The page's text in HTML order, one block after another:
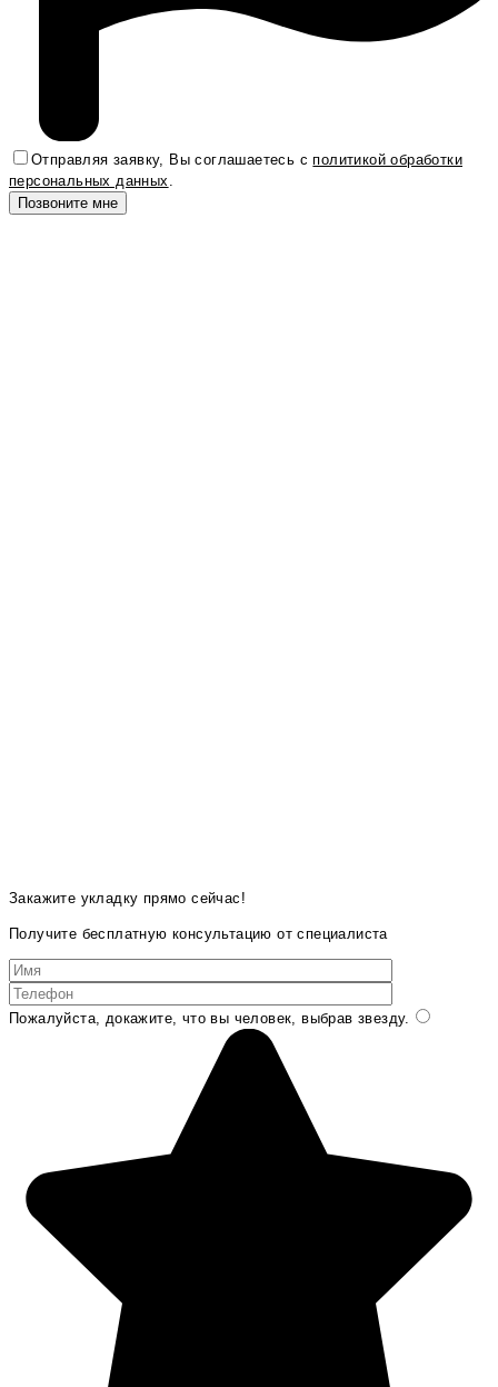
Отправляя заявку, Вы соглашаетесь сполитикой обработки
персональных данных.
Закажите укладку прямо сейчас!
Получите бесплатную консультацию от специалиста
Пожалуйста, докажите, что вы человек, выбрав звезду.